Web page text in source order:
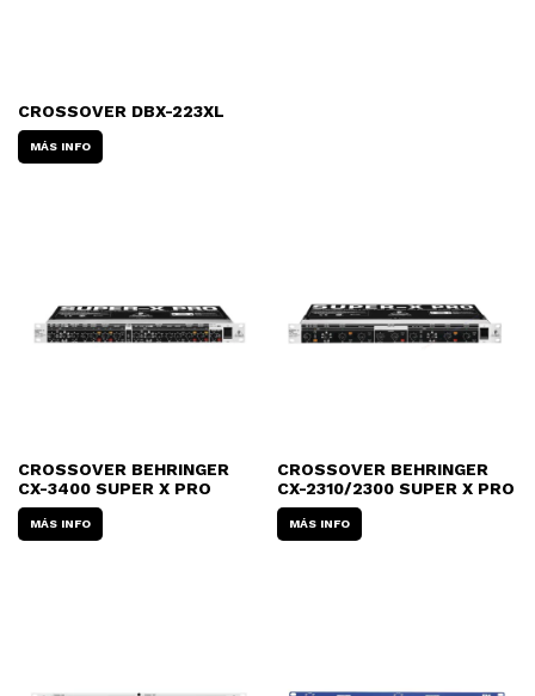
CROSSOVER DBX-223XL
MÁS INFO
CROSSOVER BEHRINGER
CX-3400 SUPER X PRO
MÁS INFO
CROSSOVER BEHRINGER
CX-2310/2300 SUPER X PRO
MÁS INFO